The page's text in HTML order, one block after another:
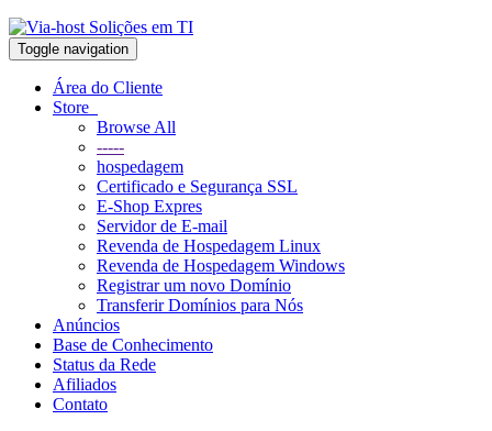
Toggle navigation
Área do Cliente
Store
Browse All
-----
hospedagem
Certificado e Segurança SSL
E-Shop Expres
Servidor de E-mail
Revenda de Hospedagem Linux
Revenda de Hospedagem Windows
Registrar um novo Domínio
Transferir Domínios para Nós
Anúncios
Base de Conhecimento
Status da Rede
Afiliados
Contato